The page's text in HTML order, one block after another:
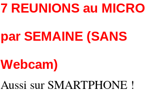
7 REUNIONS au MICRO
par SEMAINE (SANS
Webcam)
Aussi sur SMARTPHONE !